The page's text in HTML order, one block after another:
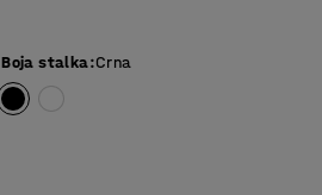
Boja stalka:Crna